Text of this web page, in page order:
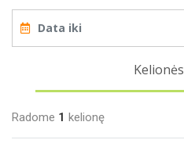
Radome 1 kelionę